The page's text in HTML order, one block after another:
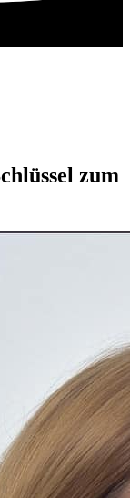
zum